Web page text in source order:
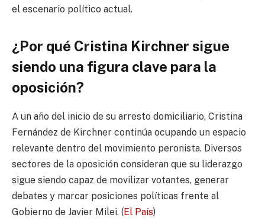
el escenario político actual.
¿Por qué Cristina Kirchner sigue
siendo una figura clave para la
oposición?
A un año del inicio de su arresto domiciliario, Cristina
Fernández de Kirchner continúa ocupando un espacio
relevante dentro del movimiento peronista. Diversos
sectores de la oposición consideran que su liderazgo
sigue siendo capaz de movilizar votantes, generar
debates y marcar posiciones políticas frente al
Gobierno de Javier Milei. (El País)